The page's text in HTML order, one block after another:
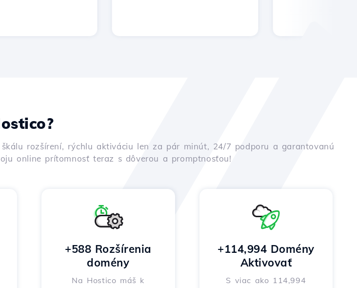
rozšírení, rýchlu aktiváciu len za pár minút, 24/7 podporu a garantovanú
online prítomnosť teraz s dôverou a promptnosťou!
+588 Rozšírenia
domény
Na Hostico máš k
+114,994 Domény
Aktivovať
S viac ako 114,994